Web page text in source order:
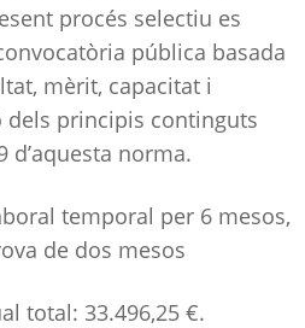
procés selectiu es
pública basada
mèrit, capacitat i
principis continguts
d’aquesta norma.
temporal per 6 mesos,
de dos mesos
total: 33.496,25 €.